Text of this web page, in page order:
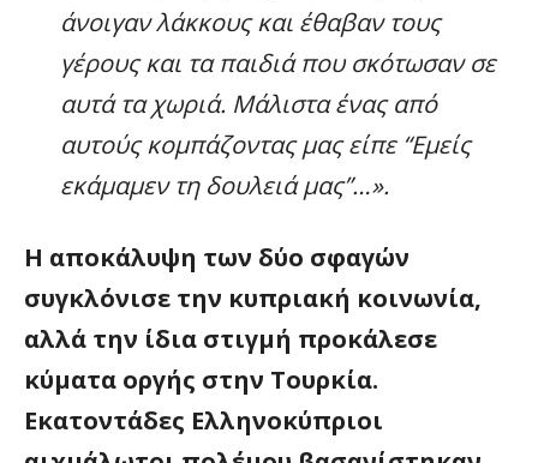
άνοιγαν λάκκους και έθαβαν τους
γέρους και τα παιδιά που σκότωσαν σε
αυτά τα χωριά. Μάλιστα ένας από
αυτούς κομπάζοντας μας είπε “Εμείς
εκάμαμεν τη δουλειά μας”…».
Η αποκάλυψη των δύο σφαγών
συγκλόνισε την κυπριακή κοινωνία,
αλλά την ίδια στιγμή προκάλεσε
κύματα οργής στην Τουρκία.
Εκατοντάδες Ελληνοκύπριοι